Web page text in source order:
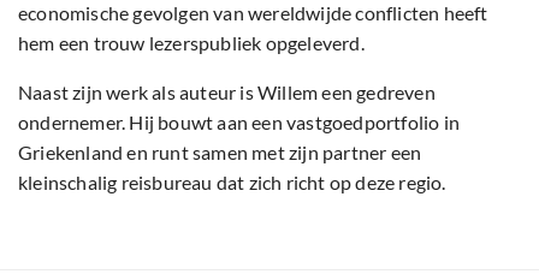
economische gevolgen van wereldwijde conflicten heeft
hem een trouw lezerspubliek opgeleverd.
Naast zijn werk als auteur is Willem een gedreven
ondernemer. Hij bouwt aan een vastgoedportfolio in
Griekenland en runt samen met zijn partner een
kleinschalig reisbureau dat zich richt op deze regio.